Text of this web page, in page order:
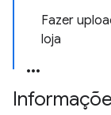
Fazer
loja